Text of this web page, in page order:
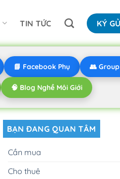
TIN TỨC KÝ
📘 Facebook Phụ 👥
🧠 Blog Nghề Môi Giới
BẠN ĐANG QUAN TÂM
Cần mua
Cho thuê